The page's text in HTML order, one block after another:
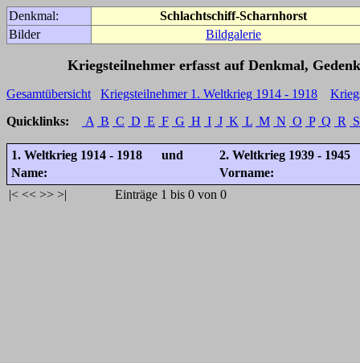
Denkmal:
Schlachtschiff-Scharnhorst
Bilder
Bildgalerie
Kriegsteilnehmer erfasst auf Denkmal,
Gesamtübersicht Kriegsteilnehmer 1. Weltkrieg 1914 - 1918
Quicklinks:
A B C D E F G H I J K L M N O P Q R S
1. Weltkrieg 1914 - 1918 und
2. Weltkrieg 1939 - 1945
Name:
Vorname:
|< << >> >| Einträge 1 bis 0 von 0